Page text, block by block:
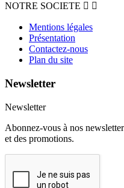
NOTRE SOCIETE  
Mentions légales
Présentation
Contactez-nous
Plan du site
Newsletter
Newsletter
Abonnez-vous à nos
et des promotions.